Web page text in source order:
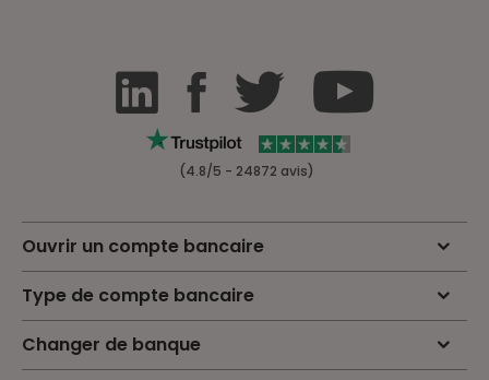
(4.8/5 - 24872 avis)
Ouvrir un compte bancaire
Type de compte bancaire
Changer de banque